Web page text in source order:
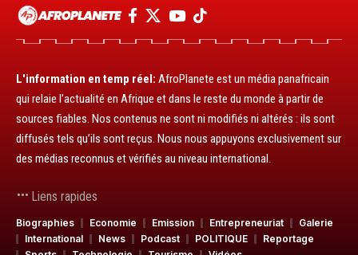
L'information en temp réel: AfroPlanete est un média panafricain
qui relaie l’actualité en Afrique et dans le reste du monde à partir de
sources fiables. Nos contenus ne sont ni modifiés ni altérés : ils sont
diffusés tels qu’ils sont reçus. Nous nous appuyons exclusivement sur
des médias reconnus et vérifiés au niveau international.
Liens rapides
Biographies Economie Emission Entrepreneuriat
Galerie
International
News Podcast POLITIQUE
Reportage